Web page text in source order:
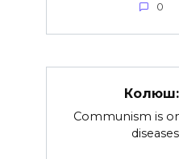
0
Communism is